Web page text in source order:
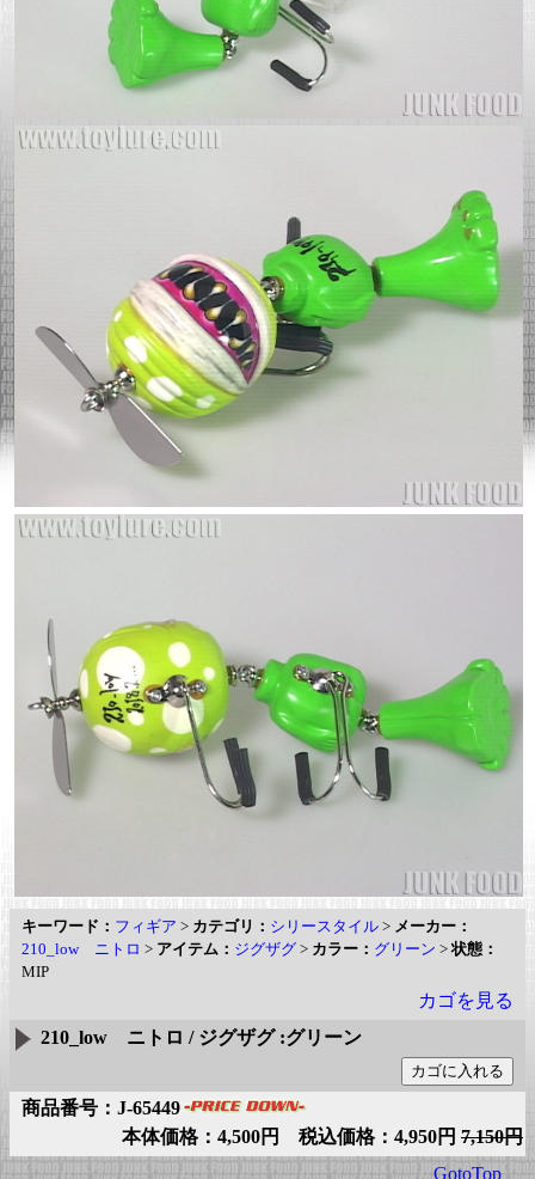
キーワード： フィギア > カテゴリ： シリースタイル > メーカー：
210_low ニトロ > アイテム： ジグザグ > カラー： グリーン >状態：
MIP
カゴを見る
210_low ニトロ / ジグザグ :グリーン
商品番号：J-65449
本体価格：4,500円 税込価格：4,950円 7,150円
GotoTop